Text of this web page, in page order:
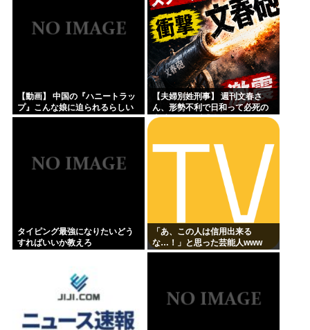
【動画】 中国の『ハニートラッ
プ』こんな娘に迫られるらしい
ｗｗｗｗｗｗ
【夫婦別姓刑事】 週刊文春さ
ん、形勢不利で日和って必死の
火消しムーブ『SNSのデマが
タイピング最強になりたいどう
すればいいか教えろ
「あ、この人は信用出来る
な…！」と思った芸能人www